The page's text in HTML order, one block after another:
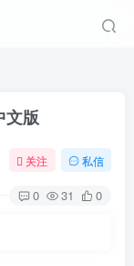
文版
关注 私信
0 31 0